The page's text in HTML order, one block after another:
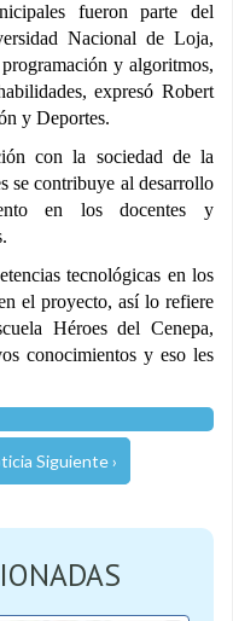
fueron parte del
Nacional de Loja,
y algoritmos,
expresó Robert
y Deportes.
con la sociedad de la
se contribuye al desarrollo
en los docentes y
tecnológicas en los
el proyecto, así lo refiere
Héroes del Cenepa,
conocimientos y eso les
Siguiente ›